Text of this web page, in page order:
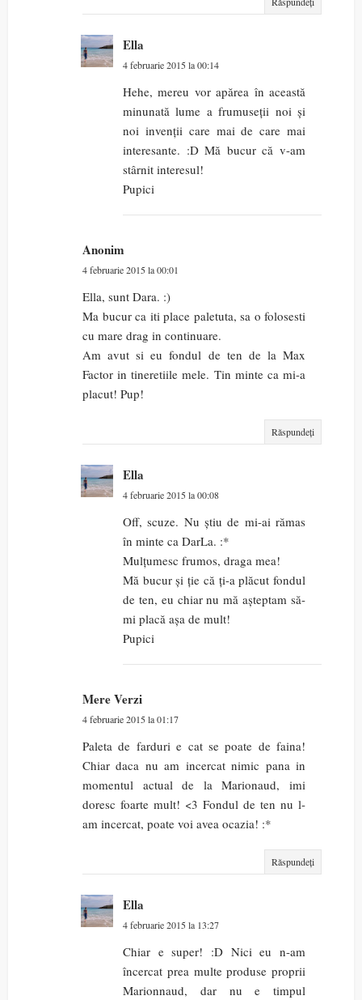
Ella
4 februarie 2015 la 00:14
Hehe, mereu vor apărea în această
minunată lume a frumuseții noi și
noi invenții care mai de care mai
interesante. :D Mă bucur că v-am
stârnit interesul!
Pupici
Anonim
4 februarie 2015 la 00:01
Ella, sunt Dara. :)
Ma bucur ca iti place paletuta, sa o folosesti
cu mare drag in continuare.
Am avut si eu fondul de ten de la Max
Factor in tineretiile mele. Tin minte ca mi-a
placut! Pup!
Răspundeți
Ella
4 februarie 2015 la 00:08
Off, scuze. Nu știu de mi-ai rămas
în minte ca DarLa. :*
Mulțumesc frumos, draga mea!
Mă bucur și ție că ți-a plăcut fondul
de ten, eu chiar nu mă așteptam să-
mi placă așa de mult!
Pupici
Mere Verzi
4 februarie 2015 la 01:17
Paleta de farduri e cat se poate de faina!
Chiar daca nu am incercat nimic pana in
momentul actual de la Marionaud, imi
doresc foarte mult! <3 Fondul de ten nu l-
am incercat, poate voi avea ocazia! :*
Răspundeți
Ella
4 februarie 2015 la 13:27
Chiar e super! :D Nici eu n-am
încercat prea multe produse proprii
Marionnaud, dar nu e timpul